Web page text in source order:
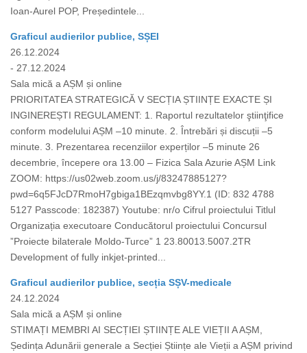
Ioan-Aurel POP, Președintele...
Graficul audierilor publice, SȘEI
26.12.2024
- 27.12.2024
Sala mică a AȘM și online
PRIORITATEA STRATEGICĂ V SECȚIA ȘTIINȚE EXACTE ȘI
INGINEREȘTI REGULAMENT: 1. Raportul rezultatelor ştiinţifice
conform modelului AȘM –10 minute. 2. Întrebări și discuții –5
minute. 3. Prezentarea recenziilor experților –5 minute 26
decembrie, începere ora 13.00 – Fizica Sala Azurie AȘM Link
ZOOM: https://us02web.zoom.us/j/83247885127?
pwd=6q5FJcD7RmoH7gbiga1BEzqmvbg8YY.1 (ID: 832 4788
5127 Passcode: 182387) Youtube: nr/o Cifrul proiectului Titlul
Organizația executoare Conducătorul proiectului Concursul
”Proiecte bilaterale Moldo-Turce” 1 23.80013.5007.2TR
Development of fully inkjet-printed...
Graficul audierilor publice, secția SȘV-medicale
24.12.2024
Sala mică a AȘM și online
STIMAȚI MEMBRI AI SECȚIEI ȘTIINȚE ALE VIEȚII A AȘM,
Ședința Adunării generale a Secției Științe ale Vieții a AȘM privind